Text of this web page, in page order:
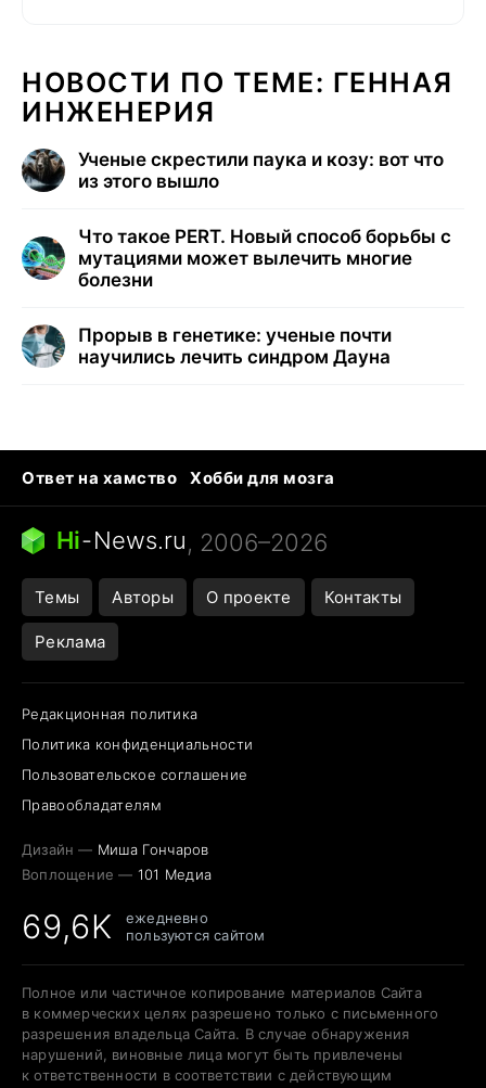
НОВОСТИ ПО ТЕМЕ: ГЕННАЯ
ИНЖЕНЕРИЯ
Ученые скрестили паука и козу: вот что
из этого вышло
Что такое PERT. Новый способ борьбы с
мутациями может вылечить многие
болезни
Прорыв в генетике: ученые почти
научились лечить синдром Дауна
Ответ на хамство
Хобби для мозга
Бензин 100 vs 95
Тунцы в океанариуме
Следующая пандемия
Hi-News.ru, 2006–2026
Темы Авторы О проекте Контакты
Реклама
Редакционная политика
Политика конфиденциальности
Пользовательское соглашение
Правообладателям
Дизайн — Миша Гончаров
Воплощение — 101 Медиа
69,6K
ежедневно
пользуются сайтом
Полное или частичное копирование материалов Сайта
в коммерческих целях разрешено только с письменного
разрешения владельца Сайта. В случае обнаружения
нарушений, виновные лица могут быть привлечены
к ответственности в соответствии с действующим